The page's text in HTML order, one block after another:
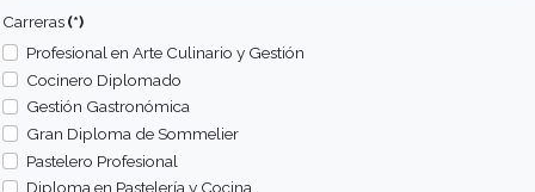
Perfil de alumno